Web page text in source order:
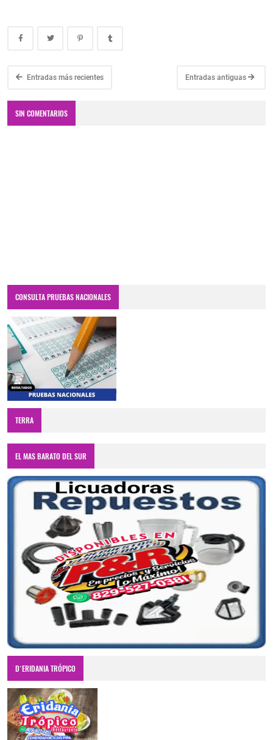
Entradas más recientes Entradas antiguas
SIN COMENTARIOS
CONSULTA PRUEBAS NACIONALES
TERRA
EL MAS BARATO DEL SUR
D´ERIDANIA TRÓPICO